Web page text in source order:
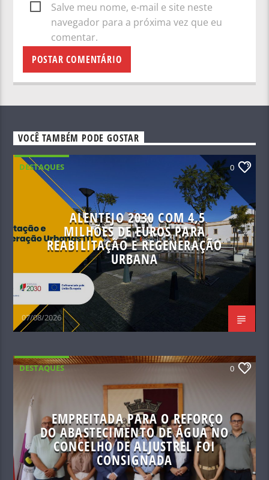
Salve meu nome, e-mail e site neste
navegador para a próxima vez que eu
comentar.
VOCÊ TAMBÉM PODE GOSTAR
DESTAQUES 0
ALENTEJO 2030 COM 4,5
MILHÕES DE EUROS PARA
REABILITAÇÃO E REGENERAÇÃO
URBANA
07/08/2026
DESTAQUES 0
EMPREITADA PARA O REFORÇO
DO ABASTECIMENTO DE ÁGUA NO
CONCELHO DE ALJUSTREL FOI
CONSIGNADA